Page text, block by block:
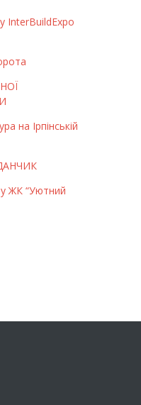
InterBuildExpo
на Ірпінській
ЖК “Уютний